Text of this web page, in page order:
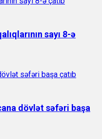
sayı 8-ə
dövlət səfəri başa